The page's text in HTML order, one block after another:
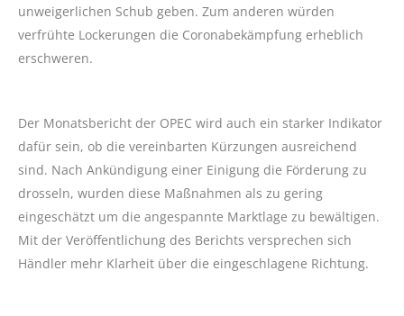
unweigerlichen Schub geben. Zum anderen würden
verfrühte Lockerungen die Coronabekämpfung erheblich
erschweren.
Der Monatsbericht der OPEC wird auch ein starker Indikator
dafür sein, ob die vereinbarten Kürzungen ausreichend
sind. Nach Ankündigung einer Einigung die Förderung zu
drosseln, wurden diese Maßnahmen als zu gering
eingeschätzt um die angespannte Marktlage zu bewältigen.
Mit der Veröffentlichung des Berichts versprechen sich
Händler mehr Klarheit über die eingeschlagene Richtung.